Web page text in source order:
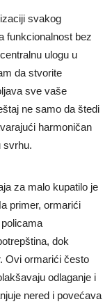
svakog
funkcionalnost bez
ulogu u
da stvorite
sve vaše
ne samo da štedi
harmoničan
svrhu.
za malo kupatilo je
primer, ormarići
dok
Ovi ormarići često
odlaganje i
nered i povećava